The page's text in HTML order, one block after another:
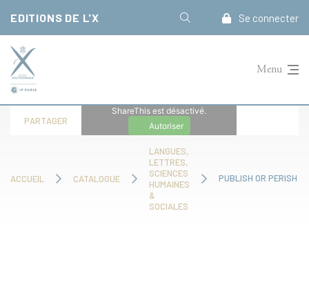
EDITIONS DE L'X Se connecter
Menu
ACCUEIL CATALOGUE
LANGUES,
LETTRES,
SCIENCES
HUMAINES
&
SOCIALES
PUBLISH OR PERISH
PARTAGER
ShareThis est désactivé.
Autoriser